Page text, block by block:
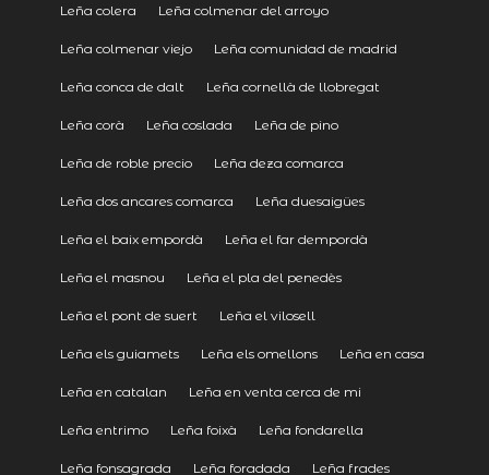
Leña colera Leña colmenar del arroyo
Leña colmenar viejo Leña comunidad de madrid
Leña conca de dalt Leña cornellà de llobregat
Leña corà Leña coslada Leña de pino
Leña de roble precio Leña deza comarca
Leña dos ancares comarca Leña duesaigües
Leña el baix empordà Leña el far dempordà
Leña el masnou Leña el pla del penedès
Leña el pont de suert Leña el vilosell
Leña els guiamets Leña els omellons Leña en casa
Leña en catalan Leña en venta cerca de mi
Leña entrimo Leña foixà Leña fondarella
Leña fonsagrada Leña foradada Leña frades